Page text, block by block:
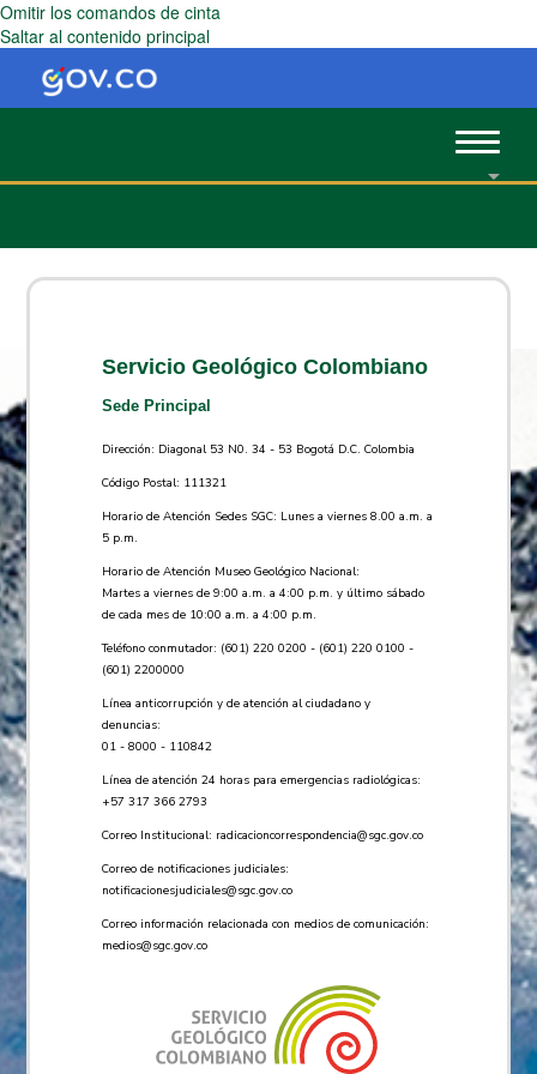
Omitir los comandos de cinta
Saltar al contenido principal
Toggle
Servicio Geológico Colombiano
Sede Principal
Dirección: Diagonal 53 N0. 34 - 53 Bogotá D.C. Colombia
Código Postal: 111321
Horario de Atención Sedes SGC: Lunes a viernes 8.00 a.m. a
5 p.m.
Horario de Atención Museo Geológico Nacional:
Martes a viernes de 9:00 a.m. a 4:00 p.m. y último sábado
de cada mes de 10:00 a.m. a 4:00 p.m.
Teléfono conmutador: (601) 220 0200 - (601) 220 0100 -
(601) 2200000
Línea anticorrupción y de atención al ciudadano y
denuncias:
01 - 8000 - 110842
Línea de atención 24 horas para emergencias radiológicas:
+57 ​317 366 2793
Correo Institucional: radicacioncorrespondencia@sgc.gov.co
Correo de notificaciones judiciales:
notificacionesjudiciales@sgc.gov.co
Correo información relacionada con medios de comunicación:
medios@sgc.gov.co